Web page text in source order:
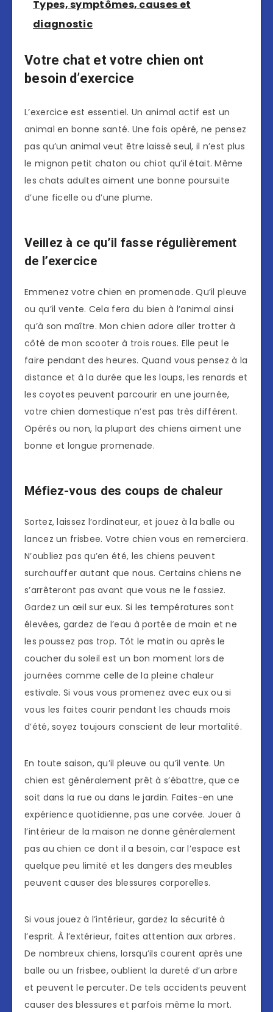
Types, symptômes, causes et
diagnostic
Votre chat et votre chien ont
besoin d’exercice
L’exercice est essentiel. Un animal actif est un
animal en bonne santé. Une fois opéré, ne pensez
pas qu’un animal veut être laissé seul, il n’est plus
le mignon petit chaton ou chiot qu’il était. Même
les chats adultes aiment une bonne poursuite
d’une ficelle ou d’une plume.
Veillez à ce qu’il fasse régulièrement
de l’exercice
Emmenez votre chien en promenade. Qu’il pleuve
ou qu’il vente. Cela fera du bien à l’animal ainsi
qu’à son maître. Mon chien adore aller trotter à
côté de mon scooter à trois roues. Elle peut le
faire pendant des heures. Quand vous pensez à la
distance et à la durée que les loups, les renards et
les coyotes peuvent parcourir en une journée,
votre chien domestique n’est pas très différent.
Opérés ou non, la plupart des chiens aiment une
bonne et longue promenade.
Méfiez-vous des coups de chaleur
Sortez, laissez l’ordinateur, et jouez à la balle ou
lancez un frisbee. Votre chien vous en remerciera.
N’oubliez pas qu’en été, les chiens peuvent
surchauffer autant que nous. Certains chiens ne
s’arrêteront pas avant que vous ne le fassiez.
Gardez un œil sur eux. Si les températures sont
élevées, gardez de l’eau à portée de main et ne
les poussez pas trop. Tôt le matin ou après le
coucher du soleil est un bon moment lors de
journées comme celle de la pleine chaleur
estivale. Si vous vous promenez avec eux ou si
vous les faites courir pendant les chauds mois
d’été, soyez toujours conscient de leur mortalité.
En toute saison, qu’il pleuve ou qu’il vente. Un
chien est généralement prêt à s’ébattre, que ce
soit dans la rue ou dans le jardin. Faites-en une
expérience quotidienne, pas une corvée. Jouer à
l’intérieur de la maison ne donne généralement
pas au chien ce dont il a besoin, car l’espace est
quelque peu limité et les dangers des meubles
peuvent causer des blessures corporelles.
Si vous jouez à l’intérieur, gardez la sécurité à
l’esprit. À l’extérieur, faites attention aux arbres.
De nombreux chiens, lorsqu’ils courent après une
balle ou un frisbee, oublient la dureté d’un arbre
et peuvent le percuter. De tels accidents peuvent
causer des blessures et parfois même la mort.